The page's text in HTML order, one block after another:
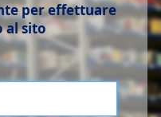
per effettuare
al sito